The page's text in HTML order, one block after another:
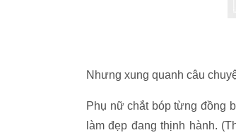
Nhưng xung quanh câu
Phụ nữ chắt bóp từng đồng
làm đẹp đang thịnh hành.